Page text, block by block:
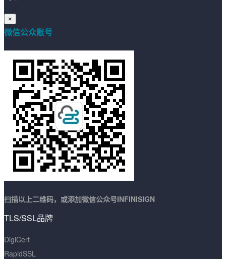
×
微信公众账号
扫描以上二维码，或添加微信公众号INFINISIGN
TLS/SSL品牌
DigiCert
RapidSSL